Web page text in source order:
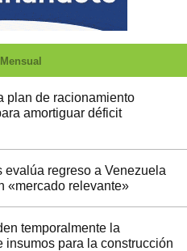
Mensual
plan de racionamiento
amortiguar déficit
evalúa regreso a Venezuela
«mercado relevante»
temporalmente la
insumos para la construcción